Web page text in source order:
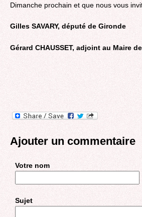
Dimanche prochain et que nous vous
Gilles SAVARY, député de Gironde
Gérard CHAUSSET, adjoint au Maire
Ajouter un commentaire
Votre nom
Sujet